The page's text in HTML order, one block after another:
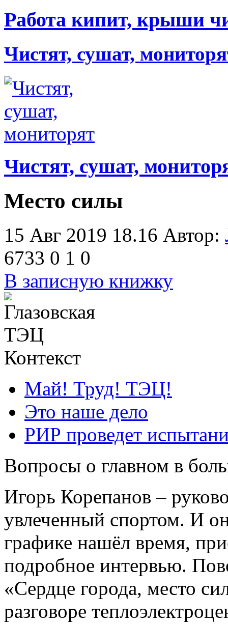
Работа кипит, крыши
Чистят, сушат,
Чистят, сушат,
Место силы
15 Авг 2019 18.16 Автор:
6733 0 1 0
В записную книжку
Контекст
Май! Труд! ТЭЦ!
Это наше дело
РИР проведет
Вопросы о главном в
Игорь Корепанов –
увлеченный спортом. И
графике нашёл время,
подробное интервью.
«Сердце города, место
разговоре